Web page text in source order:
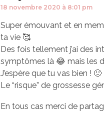
18 novembre 2020 à 8:01 pm
Super émouvant et en
ta vie 🥰
Des fois tellement j’ai des
symptômes là 😂 mais les
J’espère que tu vas bien ! 🙂
Le “risque” de grossesse
En tous cas merci de